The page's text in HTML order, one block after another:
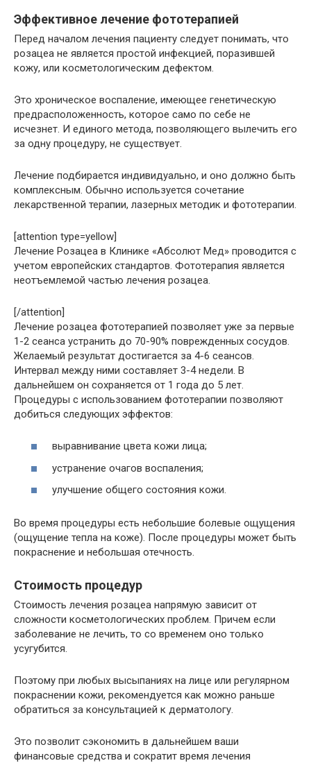
Эффективное лечение фототерапией
Перед началом лечения пациенту следует понимать, что
розацеа не является простой инфекцией, поразившей
кожу, или косметологическим дефектом.
Это хроническое воспаление, имеющее генетическую
предрасположенность, которое само по себе не
исчезнет. И единого метода, позволяющего вылечить его
за одну процедуру, не существует.
Лечение подбирается индивидуально, и оно должно быть
комплексным. Обычно используется сочетание
лекарственной терапии, лазерных методик и фототерапии.
[attention type=yellow]
Лечение Розацеа в Клинике «Абсолют Мед» проводится с
учетом европейских стандартов. Фототерапия является
неотъемлемой частью лечения розацеа.
[/attention]
Лечение розацеа фототерапией позволяет уже за первые
1-2 сеанса устранить до 70-90% поврежденных сосудов.
Желаемый результат достигается за 4-6 сеансов.
Интервал между ними составляет 3-4 недели. В
дальнейшем он сохраняется от 1 года до 5 лет.
Процедуры с использованием фототерапии позволяют
добиться следующих эффектов:
выравнивание цвета кожи лица;
устранение очагов воспаления;
улучшение общего состояния кожи.
Во время процедуры есть небольшие болевые ощущения
(ощущение тепла на коже). После процедуры может быть
покраснение и небольшая отечность.
Стоимость процедур
Стоимость лечения розацеа напрямую зависит от
сложности косметологических проблем. Причем если
заболевание не лечить, то со временем оно только
усугубится.
Поэтому при любых высыпаниях на лице или регулярном
покраснении кожи, рекомендуется как можно раньше
обратиться за консультацией к дерматологу.
Это позволит сэкономить в дальнейшем ваши
финансовые средства и сократит время лечения